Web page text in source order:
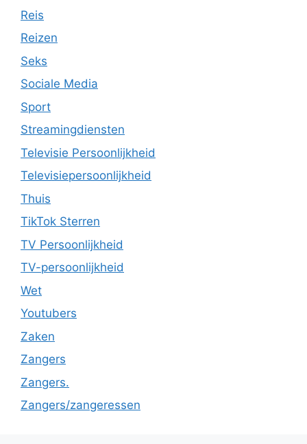
Reis
Reizen
Seks
Sociale Media
Sport
Streamingdiensten
Televisie Persoonlijkheid
Televisiepersoonlijkheid
Thuis
TikTok Sterren
TV Persoonlijkheid
TV-persoonlijkheid
Wet
Youtubers
Zaken
Zangers
Zangers.
Zangers/zangeressen